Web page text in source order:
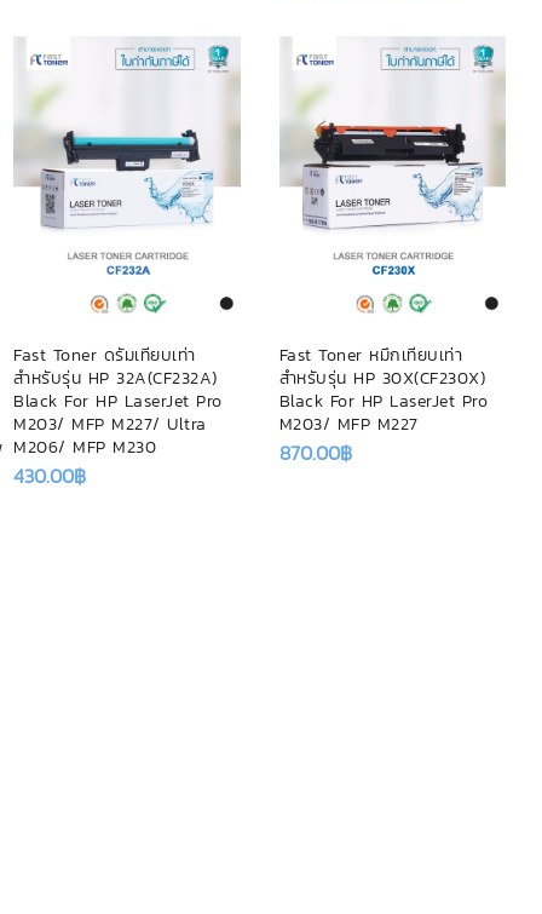
Fast Toner ดรัมเทียบเท่า
สำหรับรุ่น HP 32A(CF232A)
Black For HP LaserJet Pro
M203/ MFP M227/ Ultra
M206/ MFP M230
430.00฿
Fast Toner หมึกเทียบเท่า
สำหรับรุ่น HP 30X(CF230X)
Black For HP LaserJet Pro
M203/ MFP M227
870.00฿